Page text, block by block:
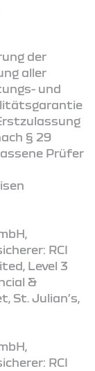
der
aller
und
§ 29
Prüfer
RCI
Level 3
&
St. Julian’s,
RCI